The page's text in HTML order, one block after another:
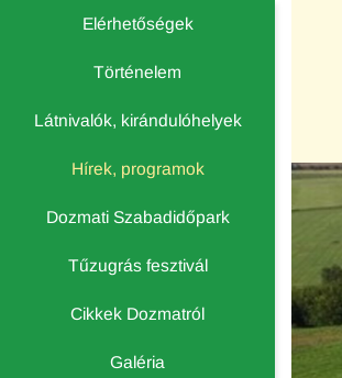
Elérhetőségek
Történelem
Látnivalók, kirándulóhelyek
Hírek, programok
Dozmati Szabadidőpark
Tűzugrás fesztivál
Cikkek Dozmatról
Galéria